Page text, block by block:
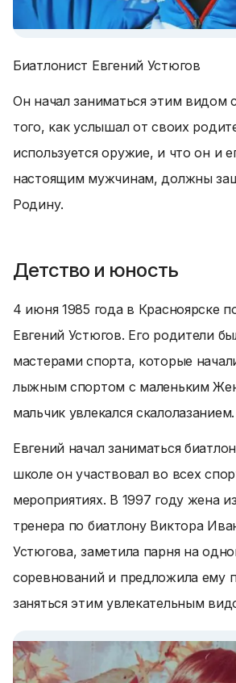
Биатлонист Евгений Устюгов
Он начал заниматься этим видом
того, как услышал от своих
используется оружие, и что он и
настоящим мужчинам, должны
Родину.
Детство и юность
4 июня 1985 года в Красноярске
Евгений Устюгов. Его родители
мастерами спорта, которые
лыжным спортом с маленьким
мальчик увлекался скалолазанием.
Евгений начал заниматься
школе он участвовал во всех
мероприятиях. В 1997 году жена
тренера по биатлону Виктора
Устюгова, заметила парня на
соревнований и предложила ему
заняться этим увлекательным